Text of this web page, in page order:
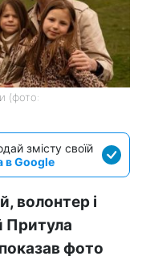
(фото:
змісту своїй
в Google
волонтер і
Притула
фото